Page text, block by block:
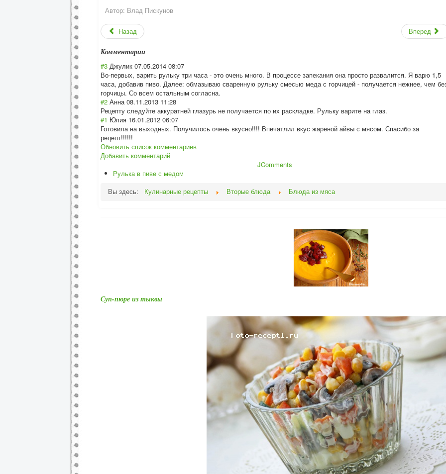
Автор: Влад Пискунов
Назад Вперед
Комментарии
#3 Джулик 07.05.2014 08:07
Во-первых, варить рульку три часа - это очень много. В процессе запекания она просто развалится. Я варю 1,5
часа, добавив пиво. Далее: обмазываю сваренную рульку смесью меда с горчицей - получается нежнее, чем
горчицы. Со всем остальным согласна.
#2 Анна 08.11.2013 11:28
Рецепту следуйте аккуратней глазурь не получается по их раскладке. Рульку варите на глаз.
#1 Юлия 16.01.2012 06:07
Готовила на выходных. Получилось очень вкусно!!!! Впечатлил вкус жареной айвы с мясом. Спасибо за
рецепт!!!!!!
Обновить список комментариев
Добавить комментарий
JComments
Рулька в пиве с медом
Вы здесь:
Кулинарные рецепты Вторые блюда Блюда из мяса
Суп-пюре из тыквы